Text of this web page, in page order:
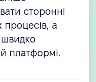
сторонні
процесів, а
швидко
платформі.